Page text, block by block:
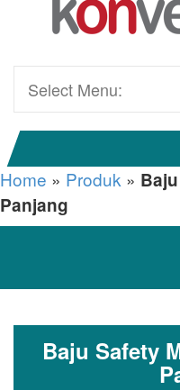
Select Menu:
Home » Produk »
Panjang
Baju Safety